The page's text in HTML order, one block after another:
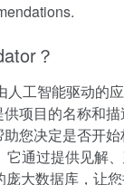
？
人工智能驱动的
项目的名称和
您决定是否开
它通过提供见解
庞大数据库，让